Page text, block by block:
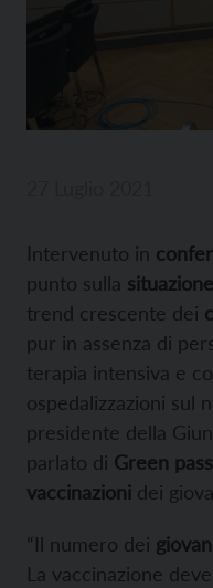
Intervenuto in
punto sulla
trend crescente dei
pur in assenza di
terapia intensiva e
ospedalizzazioni sul
presidente della
parlato di Green pass
vaccinazioni dei
“Il numero dei
La vaccinazione